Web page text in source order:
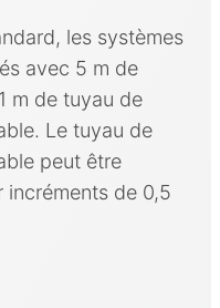
les systèmes
avec 5 m de
m de tuyau de
Le tuyau de
peut être
incréments de 0,5